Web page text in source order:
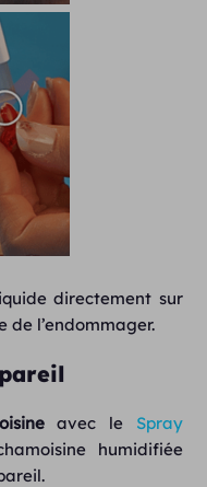
directement sur
l’endommager.
avec le Spray
humidifiée